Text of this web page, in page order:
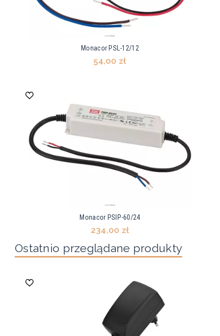
Monacor PSL-12/12
54,00 zł
Monacor PSIP-60/24
234,00 zł
Ostatnio przeglądane produkty